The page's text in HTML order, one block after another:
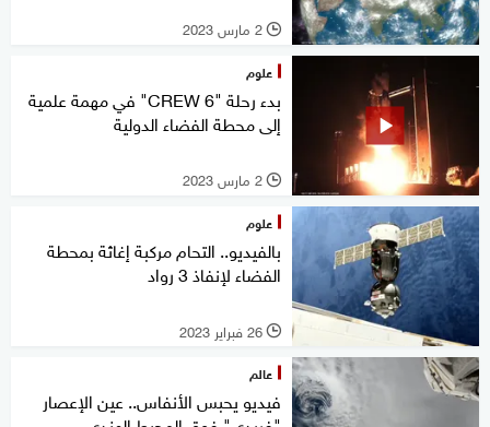
l 2 مارس 2023
علوم
بدء رحلة "CREW 6" في مهمة علمية
إلى محطة الفضاء الدولية
l 2 مارس 2023
علوم
بالفيديو.. التحام مركبة إغاثة بمحطة
الفضاء لإنفاذ 3 رواد
l 26 فبراير 2023
عالم
فيديو يحبس الأنفاس.. عين الإعصار